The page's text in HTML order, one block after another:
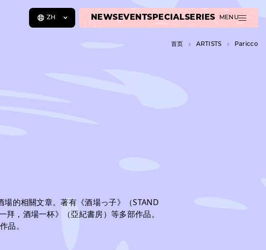
ZH NEWS EVENTSPECIALSERIES MENU
首页 A­R­T­I­S­T­S Paricco
的相關文章。著有《酒場っ子》（STAND
，酒場一杯》（亞紀書房）等多部作品。
品。